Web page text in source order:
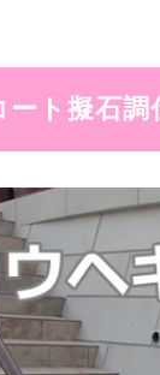
ト擬石調